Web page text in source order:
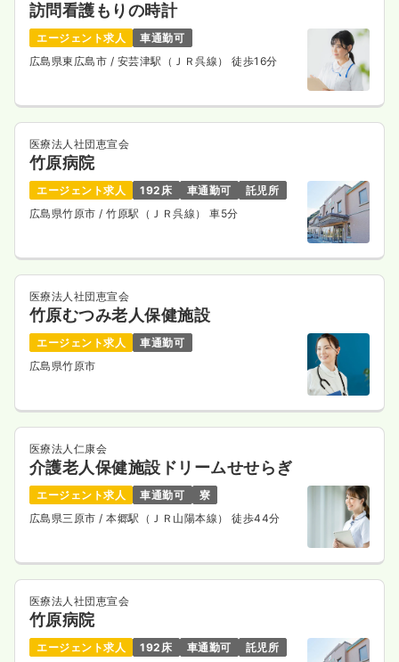
訪問看護もりの時計
エージェント求人
車通勤可
広島県東広島市 / 安芸津駅（ＪＲ呉線） 徒歩16分
医療法人社団恵宣会
竹原病院
エージェント求人 192床 車通勤可
託児所
広島県竹原市 / 竹原駅（ＪＲ呉線） 車5分
医療法人社団恵宣会
竹原むつみ老人保健施設
エージェント求人
車通勤可
広島県竹原市
医療法人仁康会
介護老人保健施設ドリームせせらぎ
エージェント求人 車通勤可
寮
広島県三原市 / 本郷駅（ＪＲ山陽本線） 徒歩44分
医療法人社団恵宣会
竹原病院
エージェント求人 192床 車通勤可 託児所